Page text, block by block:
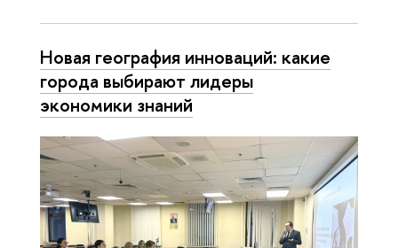
Новая география инноваций: какие
города выбирают лидеры
экономики знаний